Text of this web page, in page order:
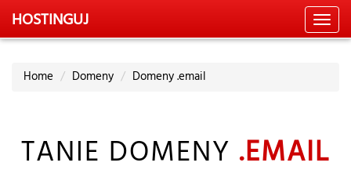
HOSTINGUJ
Home Domeny Domeny .email
TANIE DOMENY .EMAIL